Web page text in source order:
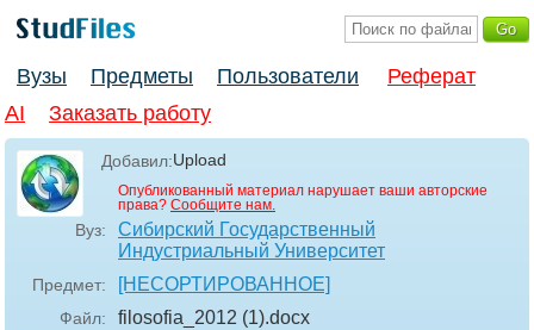
Вузы Предметы Пользователи
Реферат
AI
Заказать работу
Добавил:Upload
Опубликованный материал нарушает ваши авторские
права? Сообщите нам.
Вуз:
Сибирский Государственный
Индустриальный Университет
Предмет: [НЕСОРТИРОВАННОЕ]
Файл: filosofia_2012 (1).docx